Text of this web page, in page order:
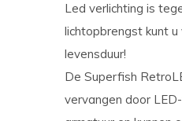
Led verlichting is
lichtopbrengst kunt
levensduur!
De Superfish
vervangen door